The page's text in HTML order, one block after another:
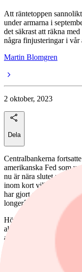
Att räntetoppen
under armarna i
det säkrast att räkna
några finjusteringar i vår
Martin Blomgren
2 oktober, 2023
Dela
Centralbankerna
amerikanska Fed som
nu är nära slutet på
inom kort vill däremot
har gjort att
longer´.
Höga och utplanande
aktiemarknaden hade
amerikanska 10-
den nu uppe och kring
i samband med